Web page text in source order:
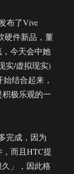
布了Vive
硬件新品，董
今天会中她
实/虚拟现实)
结合起来，
极乐观的一
完成，因为
而且HTC提
」，因此格